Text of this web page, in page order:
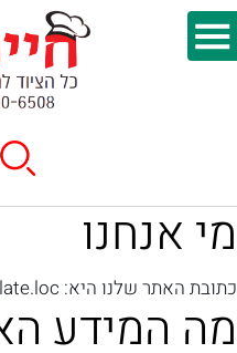
מי אנחנו
כתובת האתר שלנו היא: http://template.loc.
מה המידע